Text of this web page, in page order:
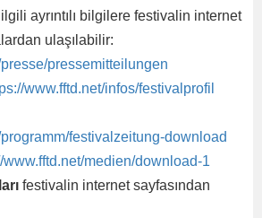
ayrıntılı bilgilere festivalin internet
ulaşılabilir:
pressemitteilungen
www.fftd.net/infos/festivalprofil
festivalzeitung-download
www.fftd.net/medien/download-1
festivalin internet sayfasından